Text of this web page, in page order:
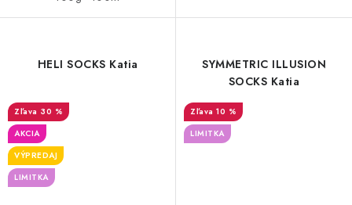
HELI SOCKS Katia
30 %
AKCIA
VÝPREDAJ
LIMITKA
SYMMETRIC ILLUSION
SOCKS Katia
10 %
LIMITKA